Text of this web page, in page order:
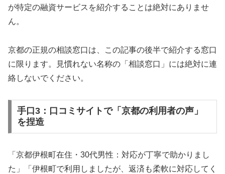
が特定の融資サービスを紹介することは絶対にありませ
ん。
京都の正規の相談窓口は、この記事の後半で紹介する窓口
に限ります。見慣れない名称の「相談窓口」には絶対に連
絡しないでください。
手口3：口コミサイトで「京都の利用者の声」
を捏造
「京都伊根町在住・30代男性：対応が丁寧で助かりまし
た」「伊根町で利用しましたが、返済も柔軟に対応してく